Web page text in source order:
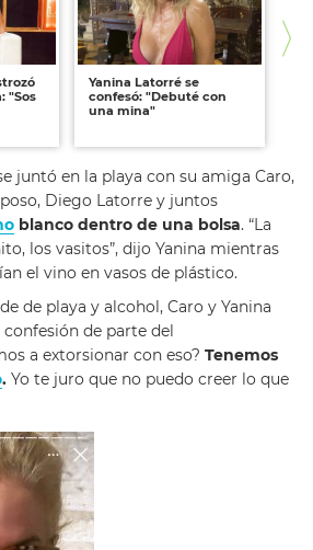
"Sos
Yanina Latorré se
confesó: "Debuté con
una mina"
juntó en la playa con su amiga Caro,
Diego Latorre y juntos
blanco dentro de una bolsa. “La
los vasitos”, dijo Yanina mientras
el vino en vasos de plástico.
de playa y alcohol, Caro y Yanina
de parte del
a extorsionar con eso? Tenemos
. Yo te juro que no puedo creer lo que